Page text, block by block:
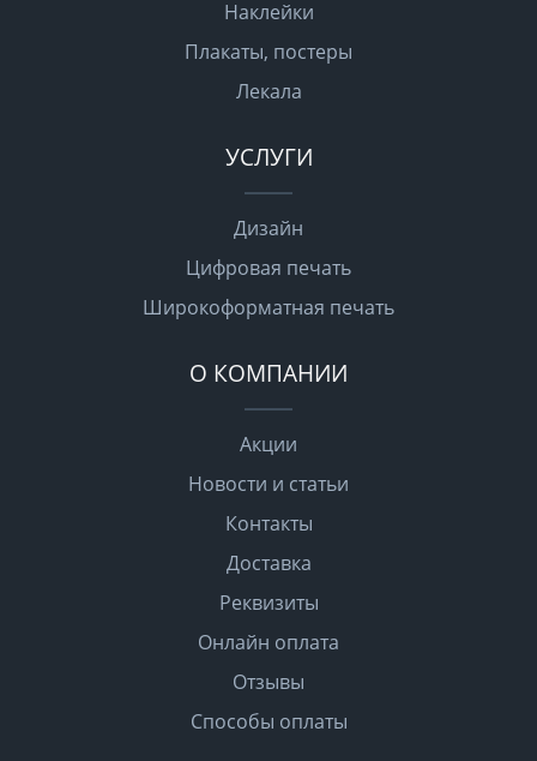
Наклейки
Плакаты, постеры
Лекала
УСЛУГИ
Дизайн
Цифровая печать
Широкоформатная печать
О КОМПАНИИ
Акции
Новости и статьи
Контакты
Доставка
Реквизиты
Онлайн оплата
Отзывы
Способы оплаты